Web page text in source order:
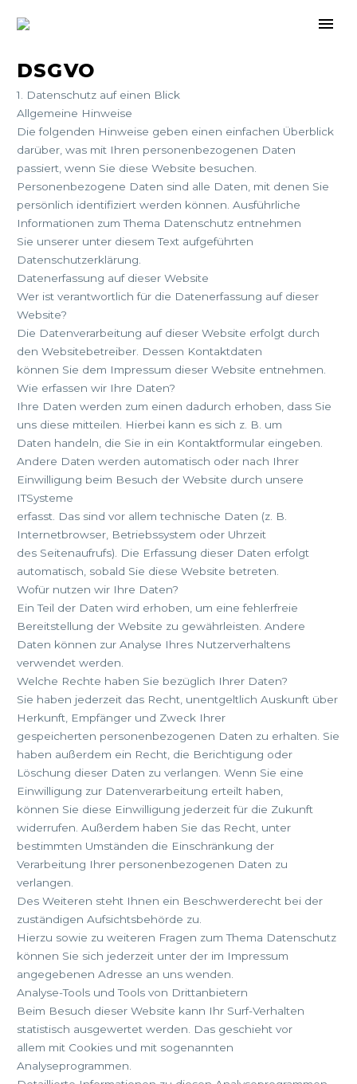
DSGVO
1. Datenschutz auf einen Blick
Allgemeine Hinweise
Die folgenden Hinweise geben einen einfachen Überblick
darüber, was mit Ihren personenbezogenen Daten
passiert, wenn Sie diese Website besuchen.
Personenbezogene Daten sind alle Daten, mit denen Sie
persönlich identifiziert werden können. Ausführliche
Informationen zum Thema Datenschutz entnehmen
Sie unserer unter diesem Text aufgeführten
Datenschutzerklärung.
Datenerfassung auf dieser Website
Wer ist verantwortlich für die Datenerfassung auf dieser
Website?
Die Datenverarbeitung auf dieser Website erfolgt durch
den Websitebetreiber. Dessen Kontaktdaten
können Sie dem Impressum dieser Website entnehmen.
Wie erfassen wir Ihre Daten?
Ihre Daten werden zum einen dadurch erhoben, dass Sie
uns diese mitteilen. Hierbei kann es sich z. B. um
Daten handeln, die Sie in ein Kontaktformular eingeben.
Andere Daten werden automatisch oder nach Ihrer
Einwilligung beim Besuch der Website durch unsere
ITSysteme
erfasst. Das sind vor allem technische Daten (z. B.
Internetbrowser, Betriebssystem oder Uhrzeit
des Seitenaufrufs). Die Erfassung dieser Daten erfolgt
automatisch, sobald Sie diese Website betreten.
Wofür nutzen wir Ihre Daten?
Ein Teil der Daten wird erhoben, um eine fehlerfreie
Bereitstellung der Website zu gewährleisten. Andere
Daten können zur Analyse Ihres Nutzerverhaltens
verwendet werden.
Welche Rechte haben Sie bezüglich Ihrer Daten?
Sie haben jederzeit das Recht, unentgeltlich Auskunft über
Herkunft, Empfänger und Zweck Ihrer
gespeicherten personenbezogenen Daten zu erhalten. Sie
haben außerdem ein Recht, die Berichtigung oder
Löschung dieser Daten zu verlangen. Wenn Sie eine
Einwilligung zur Datenverarbeitung erteilt haben,
können Sie diese Einwilligung jederzeit für die Zukunft
widerrufen. Außerdem haben Sie das Recht, unter
bestimmten Umständen die Einschränkung der
Verarbeitung Ihrer personenbezogenen Daten zu
verlangen.
Des Weiteren steht Ihnen ein Beschwerderecht bei der
zuständigen Aufsichtsbehörde zu.
Hierzu sowie zu weiteren Fragen zum Thema Datenschutz
können Sie sich jederzeit unter der im Impressum
angegebenen Adresse an uns wenden.
Analyse-Tools und Tools von Drittanbietern
Beim Besuch dieser Website kann Ihr Surf-Verhalten
statistisch ausgewertet werden. Das geschieht vor
allem mit Cookies und mit sogenannten
Analyseprogrammen.